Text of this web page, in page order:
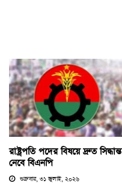
রাষ্ট্রপতি পদের বিষয়ে দ্রুত সিদ্ধান্ত
নেবে বিএনপি
শুক্রবার, ৩১ জুলাই, ২০২৬